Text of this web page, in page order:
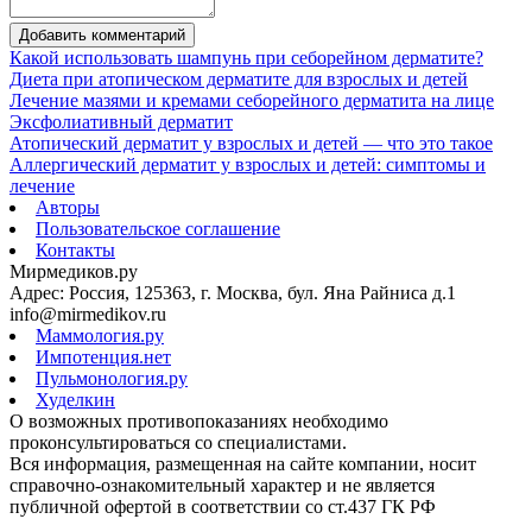
Добавить комментарий
Какой использовать шампунь при себорейном дерматите?
Диета при атопическом дерматите для взрослых и детей
Лечение мазями и кремами себорейного дерматита на лице
Эксфолиативный дерматит
Атопический дерматит у взрослых и детей — что это такое
Аллергический дерматит у взрослых и детей: симптомы и
лечение
Авторы
Пользовательское соглашение
Контакты
Мирмедиков.ру
Адрес: Россия, 125363, г. Москва, бул. Яна Райниса д.1
info@mirmedikov.ru
Маммология.ру
Импотенция.нет
Пульмонология.ру
Худелкин
О возможных противопоказаниях необходимо
проконсультироваться со специалистами.
Вся информация, размещенная на сайте компании, носит
справочно-ознакомительный характер и не является
публичной офертой в соответствии со ст.437 ГК РФ